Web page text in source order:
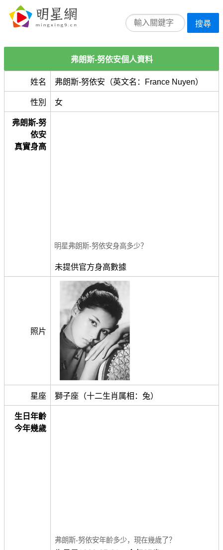
搜尋
弗朗斯-努依安個人資料
姓名 弗朗斯-努依安（英文名：France Nuyen）
性別 女
弗朗斯-努
依安
真實身高
明星弗朗斯-努依安身高多少？
未提供官方身高數據
照片
星座 獅子座（十二生肖属相：兔）
生日年齡
今年幾歲
弗朗斯-努依安年齡多少，現在幾歲了？